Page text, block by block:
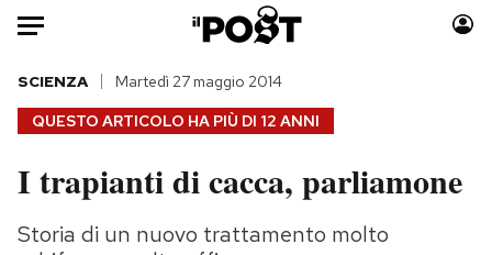
Auto
HOME
Italia
Politica
Moda
Consumismi
QUESTO ARTICOLO HA PIÙ DI 12 ANNI
SCIENZA Martedì 27 maggio 2014
I trapianti di cacca, parliamone
Storia di un nuovo trattamento molto